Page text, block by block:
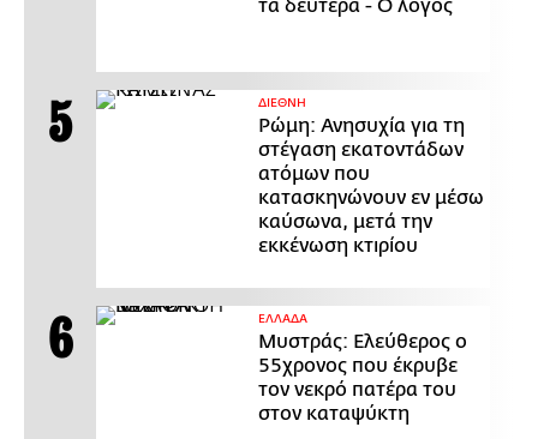
τα δεύτερα - Ο λόγος
ΔΙΕΘΝΗ
Ρώμη: Ανησυχία για τη
στέγαση εκατοντάδων
ατόμων που
κατασκηνώνουν εν μέσω
καύσωνα, μετά την
εκκένωση κτιρίου
ΕΛΛΑΔΑ
Μυστράς: Ελεύθερος ο
55χρονος που έκρυβε
τον νεκρό πατέρα του
στον καταψύκτη